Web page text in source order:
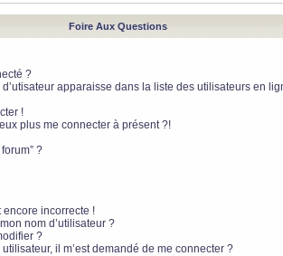
Foire Aux Questions
?
apparaisse dans la liste des utilisateurs en
!
plus me connecter à présent ?!
?
encore incorrecte !
nom d’utilisateur ?
?
il m’est demandé de me connecter ?